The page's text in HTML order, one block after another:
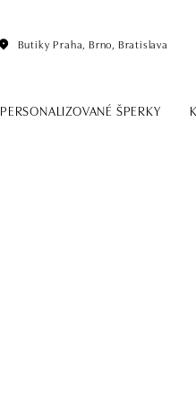
Butiky Praha, Brno, Bratislava
PERSONALIZOVANÉ ŠPERKY